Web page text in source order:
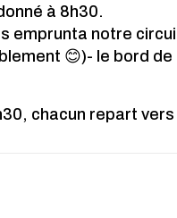
à 8h30.
emprunta notre
😊)- le bord
chacun repart